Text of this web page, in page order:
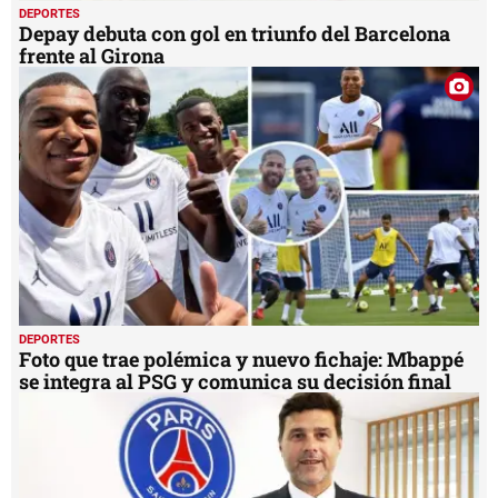
DEPORTES
Depay debuta con gol en triunfo del Barcelona
frente al Girona
DEPORTES
Foto que trae polémica y nuevo fichaje: Mbappé
se integra al PSG y comunica su decisión final